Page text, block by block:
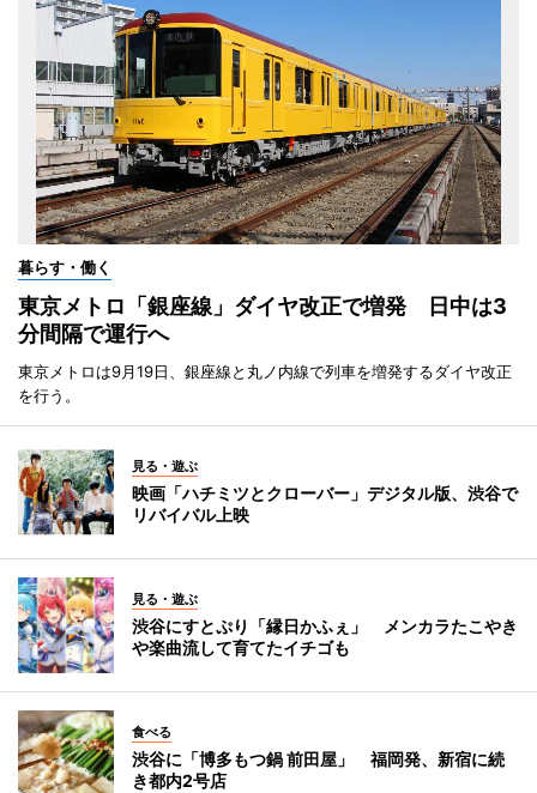
暮らす・働く
東京メトロ「銀座線」ダイヤ改正で増発 日中は3
分間隔で運行へ
東京メトロは9月19日、銀座線と丸ノ内線で列車を増発するダイヤ改正
を行う。
見る・遊ぶ
映画「ハチミツとクローバー」デジタル版、渋谷で
リバイバル上映
見る・遊ぶ
渋谷にすとぷり「縁日かふぇ」 メンカラたこやき
や楽曲流して育てたイチゴも
食べる
渋谷に「博多もつ鍋 前田屋」 福岡発、新宿に続
き都内2号店